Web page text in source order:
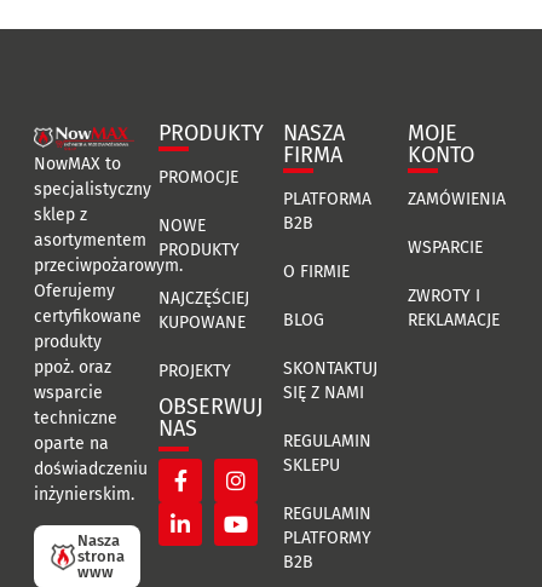
NowMAX to
specjalistyczny
sklep z
asortymentem
przeciwpożarowym.
Oferujemy
certyfikowane
produkty
ppoż. oraz
wsparcie
techniczne
oparte na
doświadczeniu
inżynierskim.
Nasza
strona
www
PRODUKTY
PROMOCJE
NOWE
PRODUKTY
NAJCZĘŚCIEJ
KUPOWANE
PROJEKTY
OBSERWUJ
NAS
NASZA
FIRMA
PLATFORMA
B2B
O FIRMIE
BLOG
SKONTAKTUJ
SIĘ Z NAMI
REGULAMIN
SKLEPU
REGULAMIN
PLATFORMY
B2B
MOJE
KONTO
ZAMÓWIENIA
WSPARCIE
ZWROTY I
REKLAMACJE